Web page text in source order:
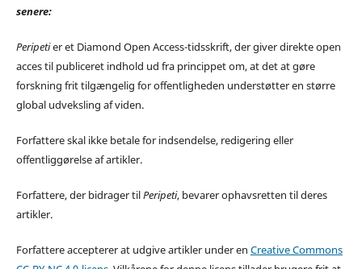
senere:
Peripetier et Diamond Open Access-tidsskrift, der giver direkte open
acces til publiceret indhold ud fra princippet om, at det at gøre
forskning frit tilgængelig for offentligheden understøtter en større
global udveksling af viden.
Forfattere skal ikke betale for indsendelse, redigering eller
offentliggørelse af artikler.
Forfattere, der bidrager tilPeripeti, bevarer ophavsretten til deres
artikler.
Forfattere accepterer at udgive artikler under en Creative Commons